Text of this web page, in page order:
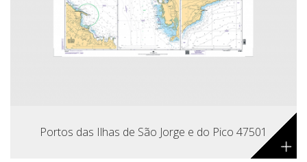
Portos das Ilhas de São Jorge e do Pico 47501 +